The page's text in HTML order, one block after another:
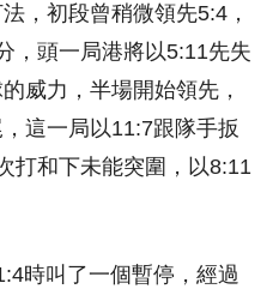
，初段曾稍微領先5:4，
，頭一局港將以5:11先失
威力，半場開始領先，
這一局以11:7跟隊手扳
打和下未能突圍，以8:11
時叫了一個暫停，經過